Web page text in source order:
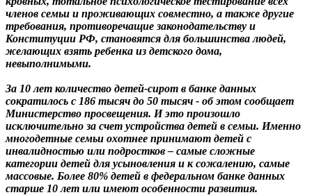
членов семьи и проживающих совместно, а также другие
требования, противоречащие законодательству и
Конституции РФ, становятся для большинства людей,
желающих взять ребенка из детского дома,
невыполнимыми.
За 10 лет количество детей-сирот в банке данных
сократилось с 186 тысяч до 50 тысяч - об этом сообщает
Министерство просвещения. И это произошло
исключительно за счет устройства детей в семьи. Именно
многодетные семьи охотнее принимают детей с
инвалидностью или подростков – самые сложные
категории детей для усыновления и к сожалению, самые
массовые. Более 80% детей в федеральном банке данных
старше 10 лет или имеют особенности развития.